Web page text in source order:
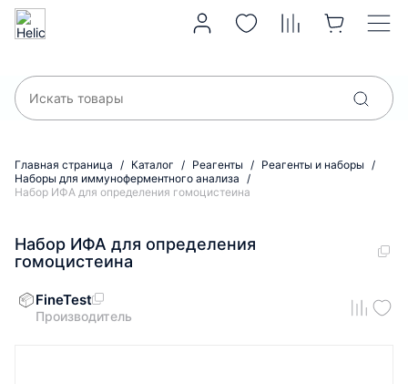
Главная страница Каталог Реагенты
Реагенты и наборы
Наборы для иммуноферментного анализа
Набор ИФА для определения гомоцистеина
Набор ИФА для определения
гомоцистеина
FineTest
Производитель